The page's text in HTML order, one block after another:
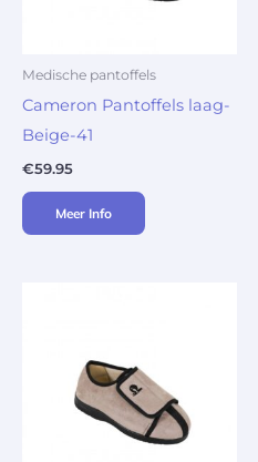
Medische pantoffels
Cameron Pantoffels laag-
Beige-41
€59.95
Meer Info